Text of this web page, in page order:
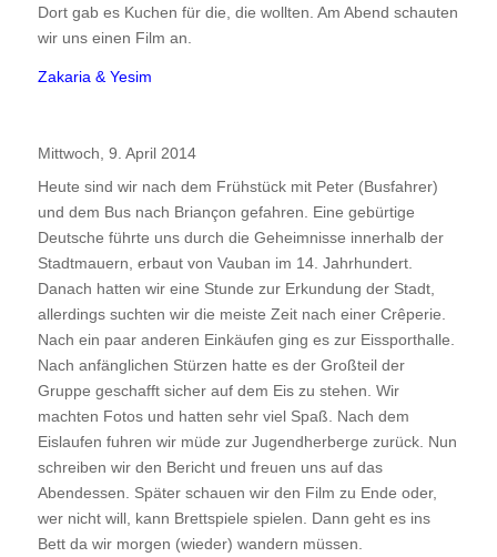
Dort gab es Kuchen für die, die wollten. Am Abend schauten
wir uns einen Film an.
Zakaria & Yesim
Mittwoch, 9. April 2014
Heute sind wir nach dem Frühstück mit Peter (Busfahrer)
und dem Bus nach Briançon gefahren. Eine gebürtige
Deutsche führte uns durch die Geheimnisse innerhalb der
Stadtmauern, erbaut von Vauban im 14. Jahrhundert.
Danach hatten wir eine Stunde zur Erkundung der Stadt,
allerdings suchten wir die meiste Zeit nach einer Crêperie.
Nach ein paar anderen Einkäufen ging es zur Eissporthalle.
Nach anfänglichen Stürzen hatte es der Großteil der
Gruppe geschafft sicher auf dem Eis zu stehen. Wir
machten Fotos und hatten sehr viel Spaß. Nach dem
Eislaufen fuhren wir müde zur Jugendherberge zurück. Nun
schreiben wir den Bericht und freuen uns auf das
Abendessen. Später schauen wir den Film zu Ende oder,
wer nicht will, kann Brettspiele spielen. Dann geht es ins
Bett da wir morgen (wieder) wandern müssen.